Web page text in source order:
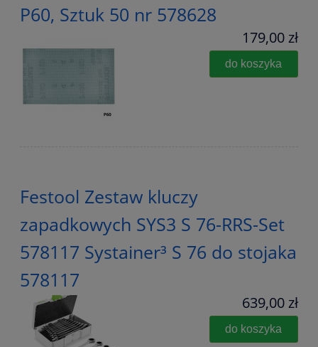
P60, Sztuk 50 nr 578628
179,00 zł
do koszyka
Festool Zestaw kluczy
zapadkowych SYS3 S 76-RRS-Set
578117 Systainer³ S 76 do stojaka
578117
639,00 zł
do koszyka